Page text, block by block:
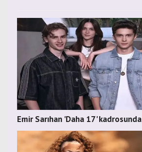
Emir Sarıhan 'Daha 17' kadrosunda